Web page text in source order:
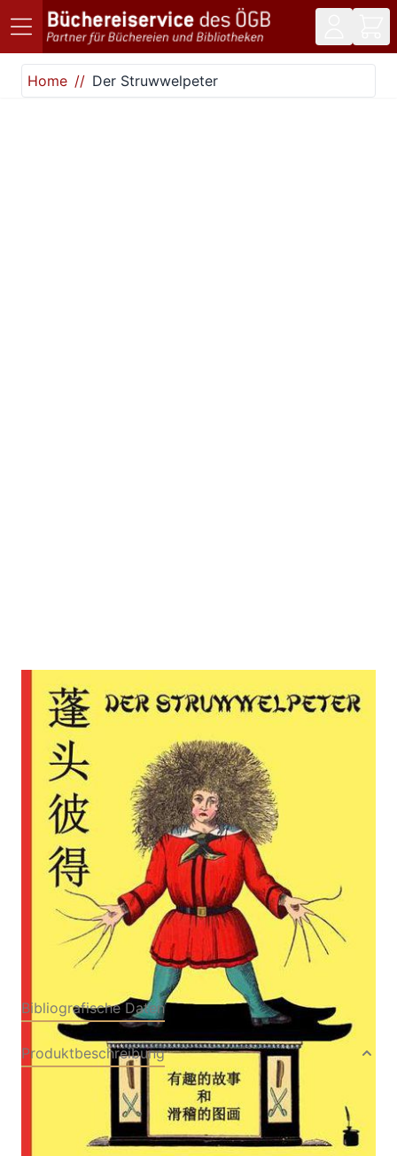
Direkt zum Inhalt
Home
Der Struwwelpeter
Der Struwwelpeter
Zur Wunschliste hinzufügen
VonHeinrich Hoffmann
Verlag: Edition Tintenfaß 02.03.2009
Buch 36 Seiten
Hardcover
ISBN: 978-3-93746759-
7
Bibliografische Daten
Produktbeschreibung
Schlagwörter